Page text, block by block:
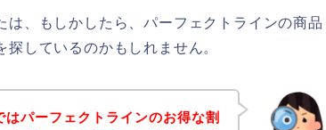
、もしかしたら、パーフェクトラインの商品
しているのかもしれません。
パーフェクトラインのお得な割